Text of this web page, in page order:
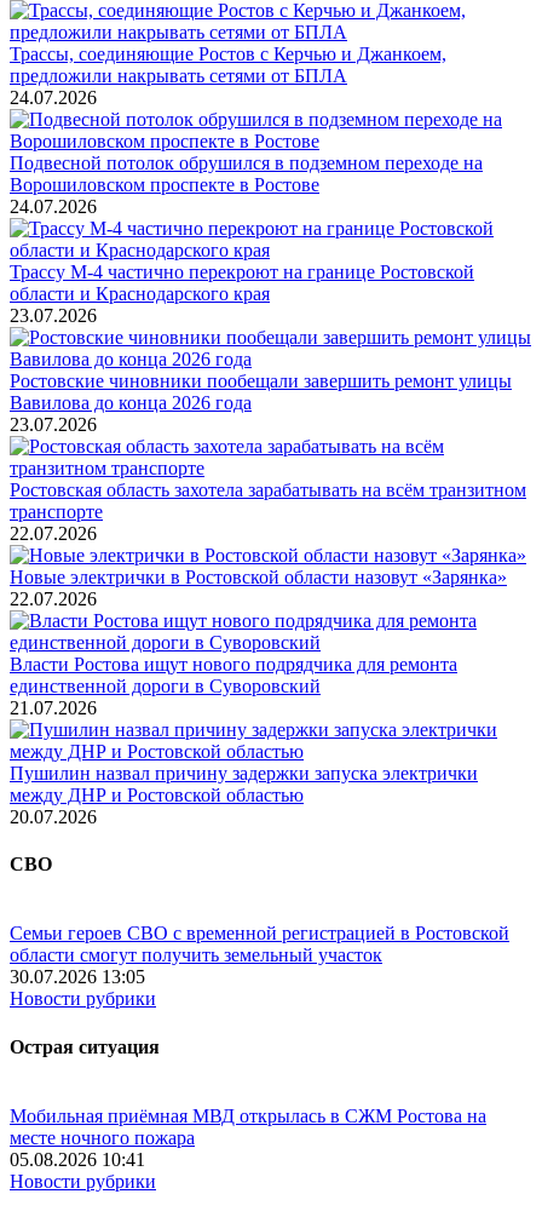
Трассы, соединяющие Ростов с Керчью и Джанкоем,
предложили накрывать сетями от БПЛА
24.07.2026
Подвесной потолок обрушился в подземном переходе на
Ворошиловском проспекте в Ростове
24.07.2026
Трассу М-4 частично перекроют на границе Ростовской
области и Краснодарского края
23.07.2026
Ростовские чиновники пообещали завершить ремонт улицы
Вавилова до конца 2026 года
23.07.2026
Ростовская область захотела зарабатывать на всём транзитном
транспорте
22.07.2026
Новые электрички в Ростовской области назовут «Зарянка»
22.07.2026
Власти Ростова ищут нового подрядчика для ремонта
единственной дороги в Суворовский
21.07.2026
Пушилин назвал причину задержки запуска электрички
между ДНР и Ростовской областью
20.07.2026
СВО
Семьи героев СВО с временной регистрацией в Ростовской
области смогут получить земельный участок
30.07.2026 13:05
Новости рубрики
Острая ситуация
Мобильная приёмная МВД открылась в СЖМ Ростова на
месте ночного пожара
05.08.2026 10:41
Новости рубрики